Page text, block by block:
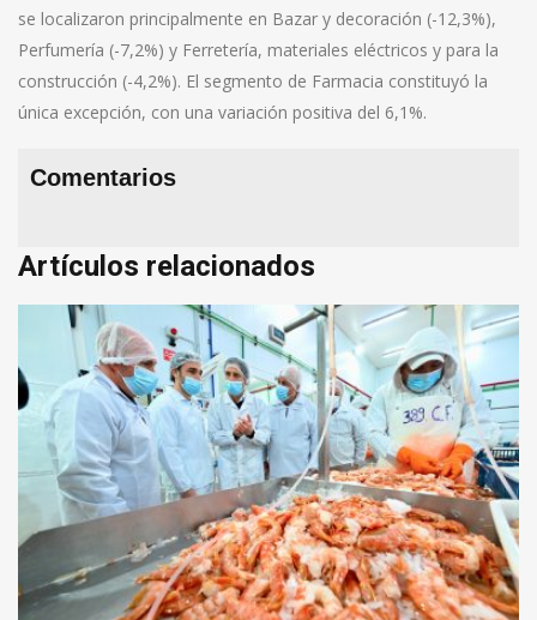
se localizaron principalmente en Bazar y decoración (-12,3%),
Perfumería (-7,2%) y Ferretería, materiales eléctricos y para la
construcción (-4,2%). El segmento de Farmacia constituyó la
única excepción, con una variación positiva del 6,1%.
Comentarios
Artículos relacionados